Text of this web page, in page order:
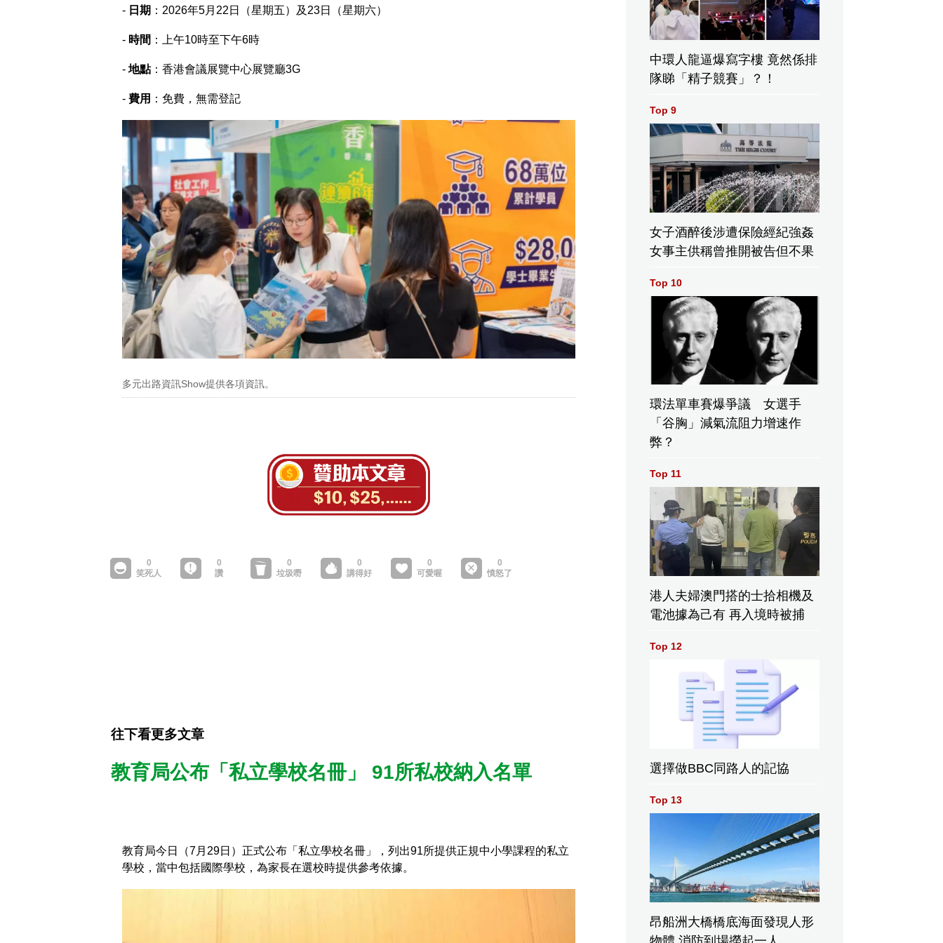
- 日期 ：2026年5月22日（星期五）及23日（星期六）
- 時間 ：上午10時至下午6時
- 地點：香港會議展覽中心展覽廳3G
- 費用 ：免費，無需登記
多元出路資訊Show提供各項資訊。
往下看更多文章
教育局公布「私立學校名冊」 91所私校納入名單
教育局今日（7月29日）正式公布「私立學校名冊」，列出91所提供正規中小學課程的私立
學校，當中包括國際學校，為家長在選校時提供參考依據。
中環人龍逼爆寫字樓 竟然係排
隊睇「精子競賽」？！
Top 9
女子酒醉後涉遭保險經紀強姦
女事主供稱曾推開被告但不果
Top 10
環法單車賽爆爭議 女選手
「谷胸」減氣流阻力增速作
弊？
Top 11
港人夫婦澳門搭的士拾相機及
電池據為己有 再入境時被捕
Top 12
選擇做BBC同路人的記協
Top 13
昂船洲大橋橋底海面發現人形